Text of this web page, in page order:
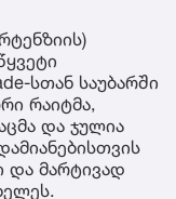
სთან საუბარში
რაიტმა,
და ჯულია
და მარტივად